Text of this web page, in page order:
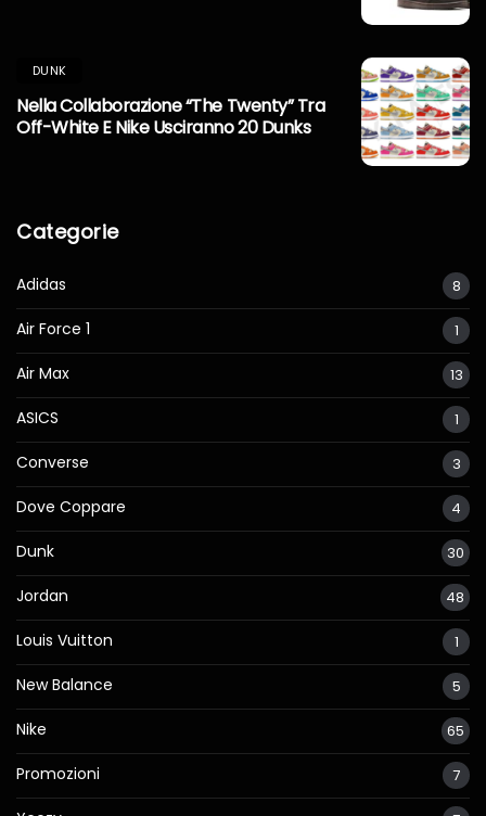
DUNK
Nella Collaborazione “The Twenty” Tra
Off-White E Nike Usciranno 20 Dunks
Categorie
Adidas 8
Air Force 1 1
Air Max 13
ASICS 1
Converse 3
Dove Coppare 4
Dunk 30
Jordan 48
Louis Vuitton 1
New Balance 5
Nike 65
Promozioni 7